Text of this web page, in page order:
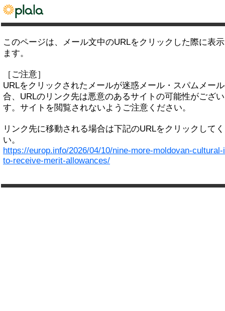
このページは、メール文中のURLをクリックした際に表
ます。
［ご注意］
URLをクリックされたメールが迷惑メール・スパムメー
合、URLのリンク先は悪意のあるサイトの可能性がござ
す。サイトを閲覧されないようご注意ください。
リンク先に移動される場合は下記のURLをクリックして
い。
https://europ.info/2026/04/10/nine-more-moldovan-
to-receive-merit-allowances/